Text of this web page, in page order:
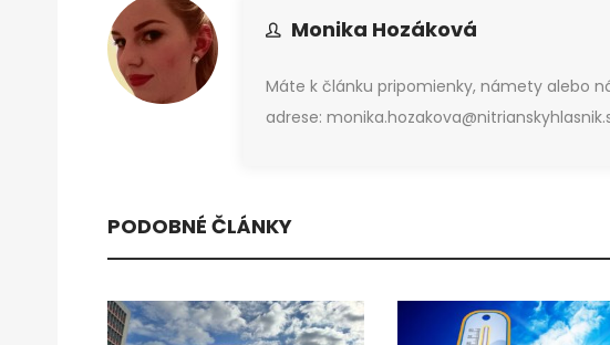
Monika Hozáková
Máte k článku pripomienky, námety alebo
adrese:
PODOBNÉ ČLÁNKY